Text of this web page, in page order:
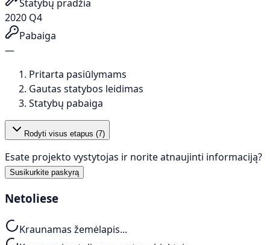
Statybų pradžia
2020 Q4
Pabaiga
—
Pritarta pasiūlymams
Gautas statybos leidimas
Statybų pabaiga
Rodyti visus etapus (7)
Esate projekto vystytojas ir norite atnaujinti informaciją?
Susikurkite paskyrą
Netoliese
Kraunamas žemėlapis...